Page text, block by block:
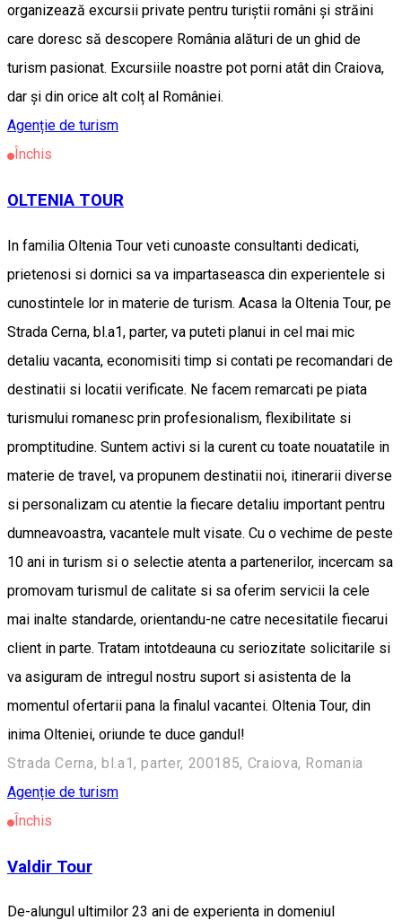
organizează excursii private pentru turiștii români și străini
care doresc să descopere România alături de un ghid de
turism pasionat. Excursiile noastre pot porni atât din Craiova,
dar și din orice alt colț al României.
Agenție de turism
Închis
OLTENIA TOUR
In familia Oltenia Tour veti cunoaste consultanti dedicati,
prietenosi si dornici sa va impartaseasca din experientele si
cunostintele lor in materie de turism. Acasa la Oltenia Tour, pe
Strada Cerna, bl.a1, parter, va puteti planui in cel mai mic
detaliu vacanta, economisiti timp si contati pe recomandari de
destinatii si locatii verificate. Ne facem remarcati pe piata
turismului romanesc prin profesionalism, flexibilitate si
promptitudine. Suntem activi si la curent cu toate nouatatile in
materie de travel, va propunem destinatii noi, itinerarii diverse
si personalizam cu atentie la fiecare detaliu important pentru
dumneavoastra, vacantele mult visate. Cu o vechime de peste
10 ani in turism si o selectie atenta a partenerilor, incercam sa
promovam turismul de calitate si sa oferim servicii la cele
mai inalte standarde, orientandu-ne catre necesitatile fiecarui
client in parte. Tratam intotdeauna cu seriozitate solicitarile si
va asiguram de intregul nostru suport si asistenta de la
momentul ofertarii pana la finalul vacantei. Oltenia Tour, din
inima Olteniei, oriunde te duce gandul!
Strada Cerna, bl.a1, parter, 200185, Craiova, Romania
Agenție de turism
Închis
Valdir Tour
De-alungul ultimilor 23 ani de experienta in domeniul